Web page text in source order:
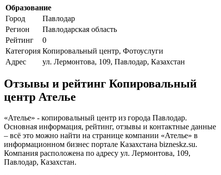
Образование
Город
Павлодар
Регион
Павлодарская область
Рейтинг
0
Категория Копировальный центр, Фотоуслуги
Адрес
ул. Лермонтова, 109, Павлодар, Казахстан
Отзывы и рейтинг Копировальный
центр Ателье
«Ателье» - копировальный центр из города Павлодар.
Основная информация, рейтинг, отзывы и контактные данные
– всё это можно найти на странице компании «Ателье» в
информационном бизнес портале Казахстана bizneskz.su.
Компания расположена по адресу ул. Лермонтова, 109,
Павлодар, Казахстан.